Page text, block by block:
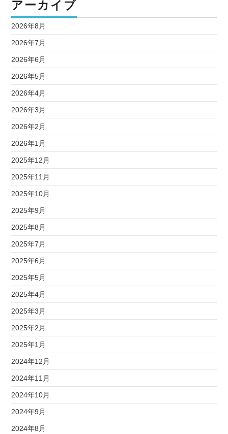
アーカイブ
2026年8月
2026年7月
2026年6月
2026年5月
2026年4月
2026年3月
2026年2月
2026年1月
2025年12月
2025年11月
2025年10月
2025年9月
2025年8月
2025年7月
2025年6月
2025年5月
2025年4月
2025年3月
2025年2月
2025年1月
2024年12月
2024年11月
2024年10月
2024年9月
2024年8月